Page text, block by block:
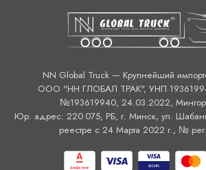
NN Global Truck — Крупнейший
ООО "НН ГЛОБАЛ ТРАК", УНП
№193619940, 24.03.2022,
Юр. адрес: 220 075, РБ, г. Минск, ул.
реестре с 24 Марта 2022 г., №